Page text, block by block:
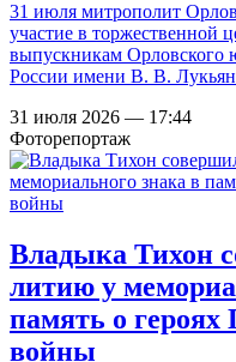
31 июля митрополит
участие в торжественной
выпускникам Орловского
России имени В. В.
31 июля 2026 — 17:44
Фоторепортаж
Владыка Тихон
литию у
память о
войны